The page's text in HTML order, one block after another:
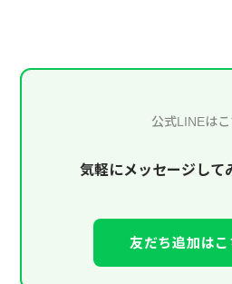
公式LINEはこ
気軽にメッセージして
友だち追加は